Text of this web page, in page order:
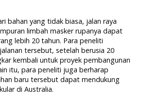
bahan yang tidak biasa, jalan raya
limbah masker rupanya dapat
lebih 20 tahun. Para peneliti
tersebut, setelah berusia 20
kembali untuk proyek pembangunan
itu, para peneliti juga berharap
baru tersebut dapat mendukung
di Australia.